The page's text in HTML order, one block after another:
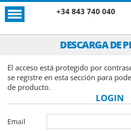
+34 843 740 040
DESCARGA DE
El acceso está protegido por
se registre en esta sección para
de producto.
LOGIN
Email